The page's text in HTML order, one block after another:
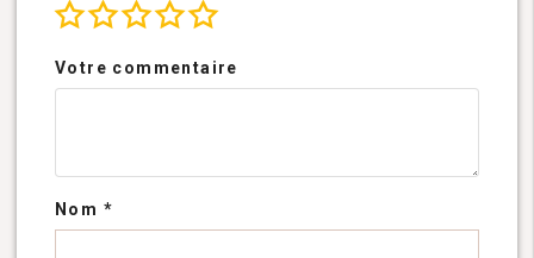
Votre commentaire
Nom *